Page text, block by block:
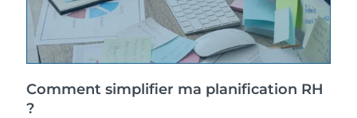
Comment simplifier ma planification RH
?